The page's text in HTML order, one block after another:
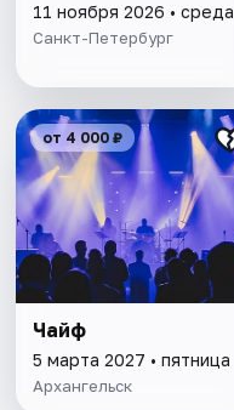
11 ноября 2026 • среда
Санкт-Петербург
от 4 000 ₽
Чайф
5 марта 2027 • пятница
Архангельск